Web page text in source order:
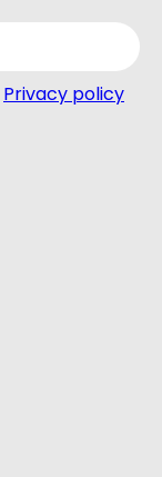
Privacy policy